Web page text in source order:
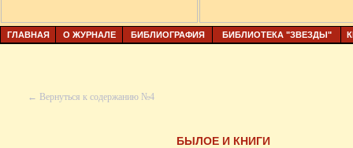
ГЛАВНАЯ О ЖУРНАЛЕ БИБЛИОГРАФИЯ БИБЛИОТЕКА "ЗВЕЗДЫ"
← Вернуться к содержанию №4
БЫЛОЕ И КНИГИ